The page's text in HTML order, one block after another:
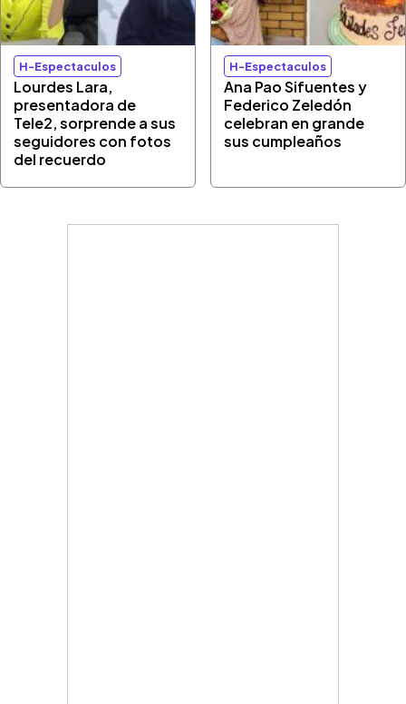
H-Espectaculos
Lourdes Lara,
presentadora de
Tele2, sorprende a sus
seguidores con fotos
del recuerdo
H-Espectaculos
Ana Pao Sifuentes y
Federico Zeledón
celebran en grande
sus cumpleaños